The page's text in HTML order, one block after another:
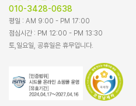
010-3428-0638
평일 : AM 9:00 - PM 17:00
점심시간 : PM 12:00 - PM 13:30
토,일요일, 공휴일은 휴무입니다.